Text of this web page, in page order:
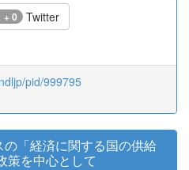
+ 0 Twitter
pid/999795
の「経済に関する国の供給
策を中心として